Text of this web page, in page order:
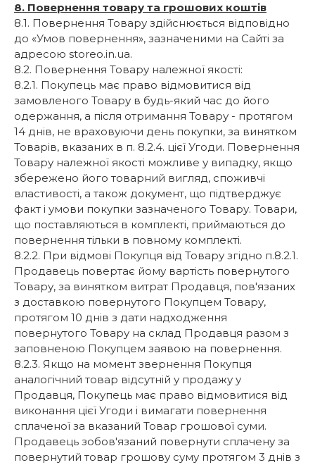
8. Повернення товару та грошових коштів
8.1. Повернення Товару здійснюється відповідно
до «Умов повернення», зазначеними на Сайті за
адресою storeo.in.ua.
8.2. Повернення Товару належної якості:
8.2.1. Покупець має право відмовитися від
замовленого Товару в будь-який час до його
одержання, а після отримання Товару - протягом
14 днів, не враховуючи день покупки, за винятком
Товарів, вказаних в п. 8.2.4. цієї Угоди. Повернення
Товару належної якості можливе у випадку, якщо
збережено його товарний вигляд, споживчі
властивості, а також документ, що підтверджує
факт і умови покупки зазначеного Товару. Товари,
що поставляються в комплекті, приймаються до
повернення тільки в повному комплекті.
8.2.2. При відмові Покупця від Товару згідно п.8.2.1.
Продавець повертає йому вартість повернутого
Товару, за винятком витрат Продавця, пов'язаних
з доставкою повернутого Покупцем Товару,
протягом 10 днів з дати надходження
повернутого Товару на склад Продавця разом з
заповненою Покупцем заявою на повернення.
8.2.3. Якщо на момент звернення Покупця
аналогічний товар відсутній у продажу у
Продавця, Покупець має право відмовитися від
виконання цієї Угоди і вимагати повернення
сплаченої за вказаний Товар грошової суми.
Продавець зобов'язаний повернути сплачену за
повернутий товар грошову суму протягом 3 днів з